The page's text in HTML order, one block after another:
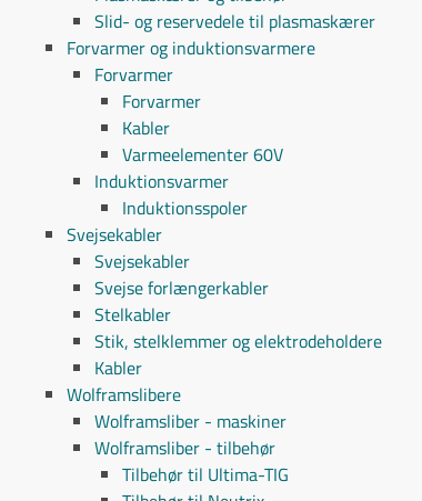
Slid- og reservedele til plasmaskærer
Forvarmer og induktionsvarmere
Forvarmer
Forvarmer
Kabler
Varmeelementer 60V
Induktionsvarmer
Induktionsspoler
Svejsekabler
Svejsekabler
Svejse forlængerkabler
Stelkabler
Stik, stelklemmer og elektrodeholdere
Kabler
Wolframslibere
Wolframsliber - maskiner
Wolframsliber - tilbehør
Tilbehør til Ultima-TIG